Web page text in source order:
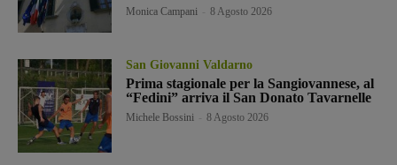
Monica Campani 8 Agosto 2026
San Giovanni Valdarno
Prima stagionale per la Sangiovannese, al
“Fedini” arriva il San Donato Tavarnelle
Michele Bossini 8 Agosto 2026